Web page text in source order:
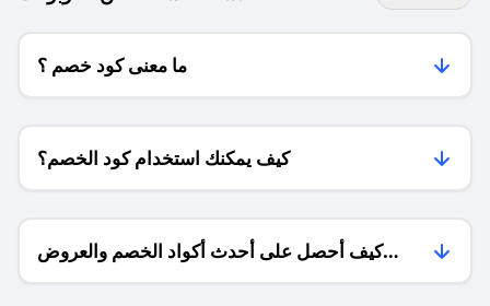
ما معنى كود خصم ؟
كيف يمكنك استخدام كود الخصم؟
كيف أحصل على أحدث أكواد الخصم والعروض
للمتاجر؟